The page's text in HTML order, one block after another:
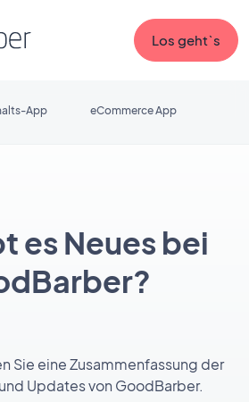
Los geht`s
es Neues bei
Sie eine Zusammenfassung der
Updates von GoodBarber.
App eCommerce App